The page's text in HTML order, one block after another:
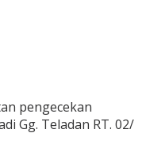
pengecekan
Gg. Teladan RT. 02/